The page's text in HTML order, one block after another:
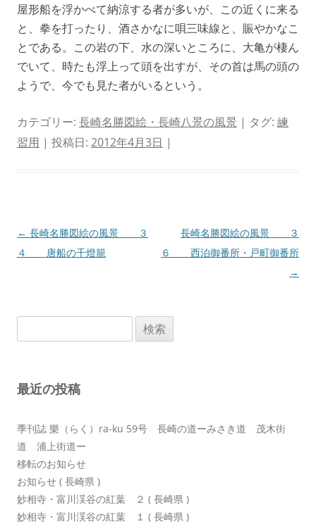
屋形船を浮かべて納涼する者が多いが、この近くに来る
と、拳を打ったり、酒さかなに唄三味線と、賑やかなこ
とである。この岩の下、水の深いところに、大亀が棲ん
でいて、時たも浮上って頭を出すが、その首は馬の頭の
ようで、今でも見た者がいるという。
カテゴリー: 長崎名勝図絵・長崎八景の風景 | タグ: 練
習用 | 投稿日: 2012年4月3日 |
投
稿
ン
← 長崎名勝図絵の風景 ３
４ 唐船の千燈籠
長崎名勝図絵の風景 ３
６ 西泊御番所・戸町御番所
→
索:
最近の投稿
季刊誌 樂（らく）ra-ku 59号 長崎の道ーみさき道 茂木街
道 浦上街道ー
移転のお知らせ
お知らせ ( 長崎県 )
妙相寺・富川渓谷の紅葉 ２ ( 長崎県 )
妙相寺・富川渓谷の紅葉 １ ( 長崎県 )